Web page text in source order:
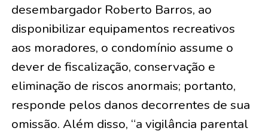
desembargador Roberto Barros, ao
disponibilizar equipamentos recreativos
aos moradores, o condomínio assume o
dever de fiscalização, conservação e
eliminação de riscos anormais; portanto,
responde pelos danos decorrentes de sua
omissão. Além disso, “a vigilância parental